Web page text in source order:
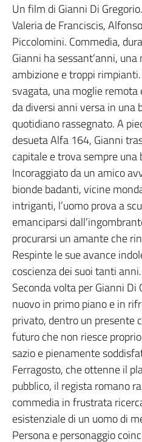
Un film di Gianni Di
Valeria de Franciscis,
Piccolomini. Commedia,
Gianni ha sessant’anni,
ambizione e troppi
svagata, una moglie
da diversi anni versa in una
quotidiano rassegnato. A
desueta Alfa 164, Gianni
capitale e trova sempre
Incoraggiato da un amico
bionde badanti, vicine
intriganti, l’uomo prova a
emanciparsi
procurarsi un amante che
Respinte le sue avance
coscienza dei suoi tanti anni.
Seconda volta per Gianni Di
nuovo in primo piano e in
privato, dentro un presente
futuro che non riesce
sazio e pienamente
Ferragosto, che ottenne il
pubblico, il regista romano
commedia in frustrata
esistenziale di un uomo di
Persona e personaggio